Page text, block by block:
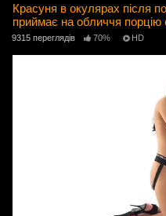
Красуня в окулярах після
приймає на обличчя порцію
9315 переглядів 70% HD